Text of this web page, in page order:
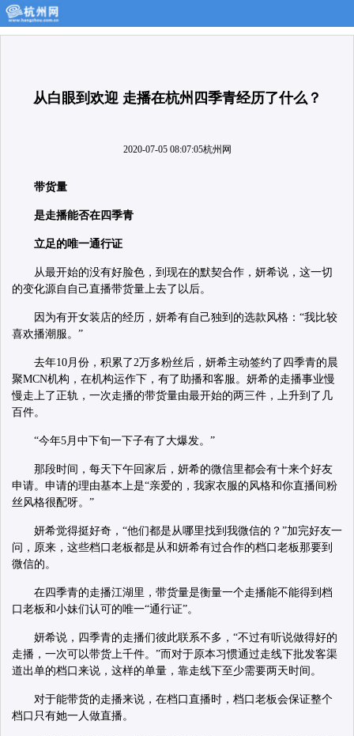
从白眼到欢迎 走播在杭州四季青经历了什么？
2020-07-05 08:07:05杭州网
带货量
是走播能否在四季青
立足的唯一通行证
从最开始的没有好脸色，到现在的默契合作，妍希说，这一切
的变化源自自己直播带货量上去了以后。
因为有开女装店的经历，妍希有自己独到的选款风格：“我比较
喜欢播潮服。”
去年10月份，积累了2万多粉丝后，妍希主动签约了四季青的晨
聚MCN机构，在机构运作下，有了助播和客服。妍希的走播事业慢
慢走上了正轨，一次走播的带货量由最开始的两三件，上升到了几
百件。
“今年5月中下旬一下子有了大爆发。”
那段时间，每天下午回家后，妍希的微信里都会有十来个好友
申请。申请的理由基本上是“亲爱的，我家衣服的风格和你直播间粉
丝风格很配呀。”
妍希觉得挺好奇，“他们都是从哪里找到我微信的？”加完好友一
问，原来，这些档口老板都是从和妍希有过合作的档口老板那要到
微信的。
在四季青的走播江湖里，带货量是衡量一个走播能不能得到档
口老板和小妹们认可的唯一“通行证”。
妍希说，四季青的走播们彼此联系不多，“不过有听说做得好的
走播，一次可以带货上千件。”而对于原本习惯通过走线下批发客渠
道出单的档口来说，这样的单量，靠走线下至少需要两天时间。
对于能带货的走播来说，在档口直播时，档口老板会保证整个
档口只有她一人做直播。